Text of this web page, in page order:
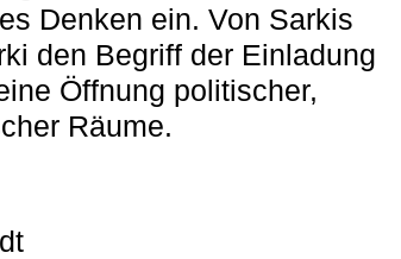
Denken ein. Von Sarkis
den Begriff der Einladung
Öffnung politischer,
Räume.